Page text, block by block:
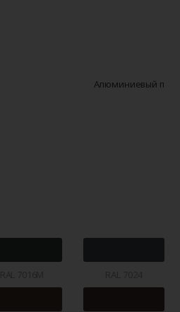
Алюминиевый